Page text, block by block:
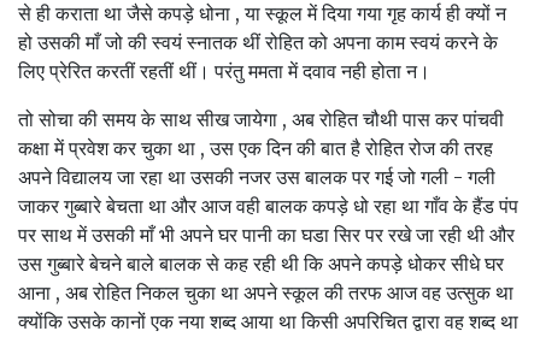
से ही कराता था जैसे कपड़े धोना , या स्कूल में दिया गया गृह कार्य ही क्यों न
हो उसकी माँ जो की स्वयं स्नातक थीं रोहित को अपना काम स्वयं करने के
लिए प्रेरित करतीं रहतीं थीं। परंतु ममता में दवाव नही होता न।
तो सोचा की समय के साथ सीख जायेगा , अब रोहित चौथी पास कर पांचवी
कक्षा में प्रवेश कर चुका था , उस एक दिन की बात है रोहित रोज की तरह
अपने विद्यालय जा रहा था उसकी नजर उस बालक पर गई जो गली - गली
जाकर गुब्बारे बेचता था और आज वही बालक कपड़े धो रहा था गाँव के हैंड पंप
पर साथ में उसकी माँ भी अपने घर पानी का घडा सिर पर रखे जा रही थी और
उस गुब्बारे बेचने बाले बालक से कह रही थी कि अपने कपड़े धोकर सीधे घर
आना , अब रोहित निकल चुका था अपने स्कूल की तरफ आज वह उत्सुक था
क्योंकि उसके कानों एक नया शब्द आया था किसी अपरिचित द्वारा वह शब्द था